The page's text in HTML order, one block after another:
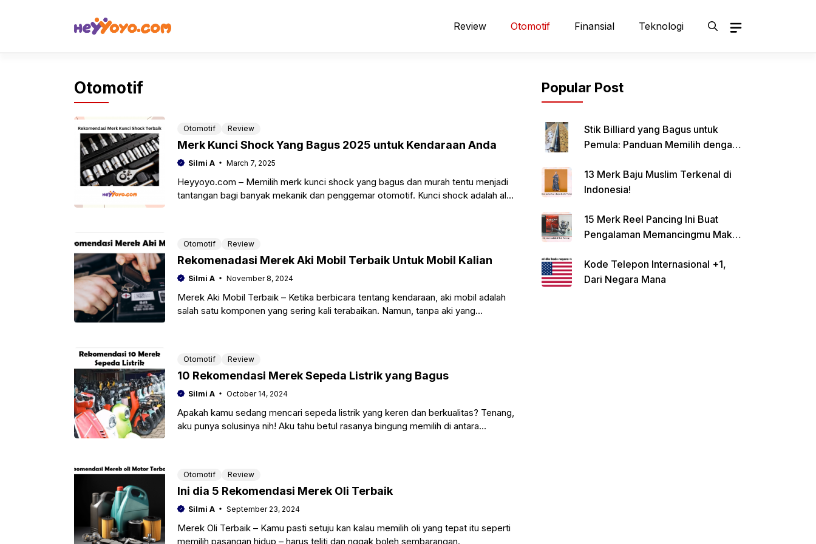
Review Otomotif Finansial Teknologi
Otomotif
Otomotif Review
Merk Kunci Shock Yang Bagus 2025 untuk Kendaraan Anda
Silmi A March 7, 2025
Heyyoyo.com – Memilih merk kunci shock yang bagus dan murah tentu menjadi
tantangan bagi banyak mekanik dan penggemar otomotif. Kunci shock adalah alat
Otomotif Review
Rekomenadasi Merek Aki Mobil Terbaik Untuk Mobil Kalian
Silmi A November 8, 2024
Merek Aki Mobil Terbaik – Ketika berbicara tentang kendaraan, aki mobil adalah
salah satu komponen yang sering kali terabaikan. Namun, tanpa aki yang
Otomotif Review
10 Rekomendasi Merek Sepeda Listrik yang Bagus
Silmi A October 14, 2024
Apakah kamu sedang mencari sepeda listrik yang keren dan berkualitas? Tenang,
aku punya solusinya nih! Aku tahu betul rasanya bingung memilih di antara
Otomotif Review
Ini dia 5 Rekomendasi Merek Oli Terbaik
Silmi A September 23, 2024
Merek Oli Terbaik – Kamu pasti setuju kan kalau memilih oli yang tepat itu seperti
memilih pasangan hidup – harus teliti dan nggak boleh sembarangan.
Popular Post
Stik Billiard yang Bagus untuk
Pemula: Panduan Memilih dengan
13 Merk Baju Muslim Terkenal di
Indonesia!
15 Merk Reel Pancing Ini Buat
Pengalaman Memancingmu Makin
Kode Telepon Internasional +1,
Dari Negara Mana